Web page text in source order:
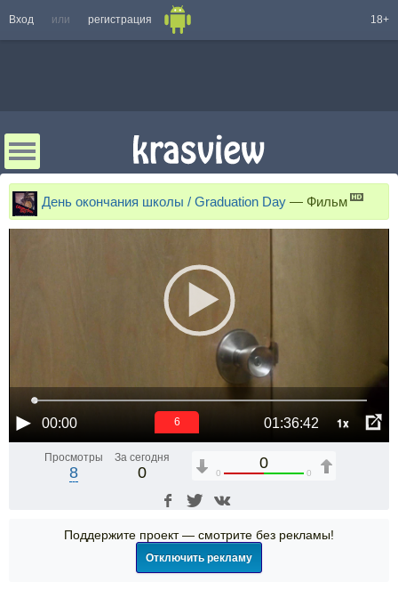
Вход или регистрация 18+
День окончания школы / Graduation Day — Фильм
00:00 01:36:42 1x
6
Просмотры
8
За сегодня
0
0
0 0
Поддержите проект — смотрите без рекламы!
Отключить рекламу